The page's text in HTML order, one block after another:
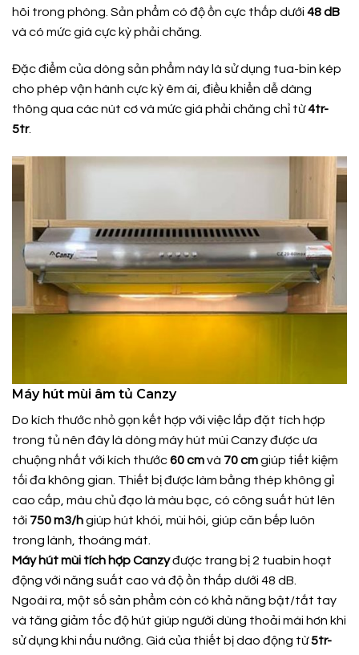
hôi trong phòng. Sản phẩm có độ ồn cực thấp dưới 48dB
và có mức giá cực kỳ phải chăng.
Đặc điểm của dòng sản phẩm này là sử dụng tua-bin kép
cho phép vận hành cực kỳ êm ái, điều khiển dễ dàng
thông qua các nút cơ và mức giá phải chăng chỉ từ4tr-
5tr.
Máy hút mùi âm tủ Canzy
Do kích thước nhỏ gọn kết hợp với việc lắp đặt tích hợp
trong tủ nên đây là dòng máy hút mùi Canzy được ưa
chuộng nhất với kích thước60 cmvà 70cmgiúp tiết kiệm
tối đa không gian. Thiết bị được làm bằng thép không gỉ
cao cấp, màu chủ đạo là màu bạc, có công suất hút lên
tới 750 m3/hgiúp hút khói, mùi hôi, giúp căn bếp luôn
trong lành, thoáng mát.
Máy hút mùi tích hợp Canzyđược trang bị 2 tuabin hoạt
động với năng suất cao và độ ồn thấp dưới 48 dB.
Ngoài ra, một số sản phẩm còn có khả năng bật/tắt tay
và tăng giảm tốc độ hút giúp người dùng thoải mái hơn khi
sử dụng khi nấu nướng. Giá của thiết bị dao động từ5tr-